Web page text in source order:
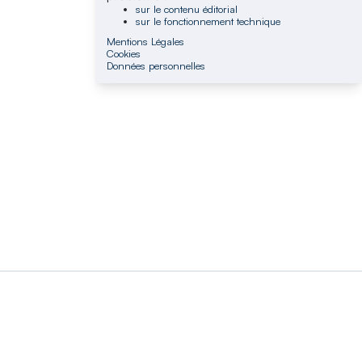
sur le contenu éditorial
sur le fonctionnement technique
Mentions Légales
Cookies
Données personnelles